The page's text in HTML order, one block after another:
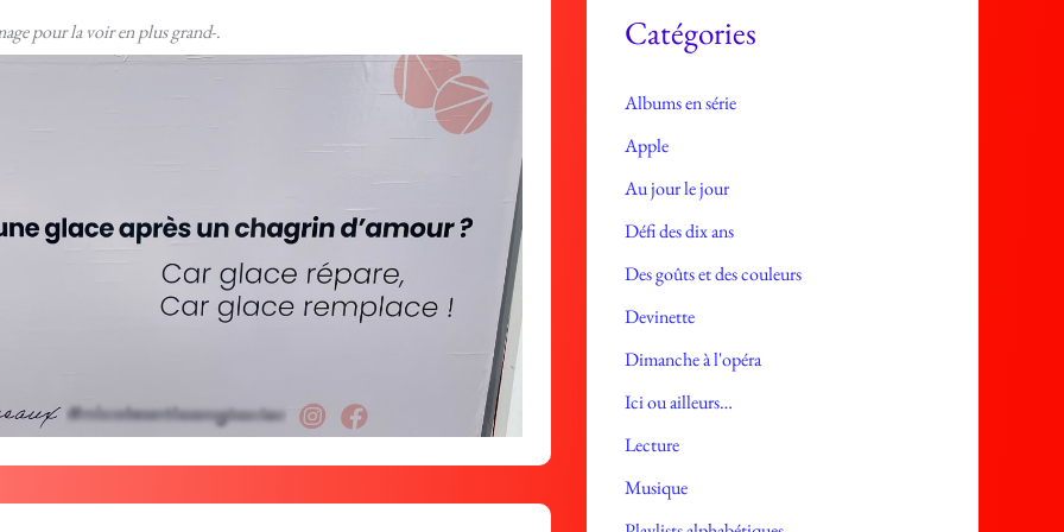
pour la voir en plus grand-.
sCatégories
Albums en série
Apple
Au jour le jour
Défi des dix ans
Des goûts et des couleurs
Devinette
Dimanche à l'opéra
Ici ou ailleurs…
Lecture
Musique